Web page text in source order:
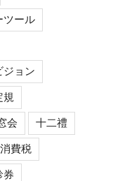
ツール
ジョン
規
会 十二禮
消費税
券